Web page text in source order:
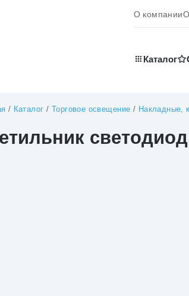
О компании
Каталог
/ Каталог / Торговое освещение / Накладные,